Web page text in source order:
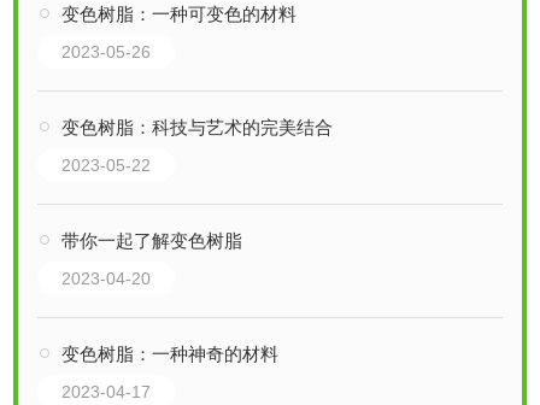
变色树脂：一种可变色的材料
2023-05-26
变色树脂：科技与艺术的完美结合
2023-05-22
带你一起了解变色树脂
2023-04-20
变色树脂：一种神奇的材料
2023-04-17